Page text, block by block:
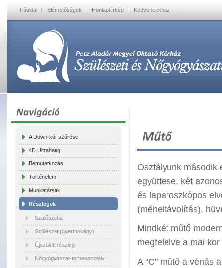
Főoldal Elérhetőségek Honlaptérkép Kedvencekhez
A Down-kór szűrése
4D Ultrahang
Bemutatkozás
Történelem
Munkatársak
Részlegek
Szülőszoba
Szülészet (gyermekágy)
Újszülött részleg
Nőgyógyászat-terhesosztály
Osztályunk második
együttese, két
és laparoszkópos
(méheltávolítás),
Mindkét műtő
megfelelve a mai
A "C" műtő a vénás